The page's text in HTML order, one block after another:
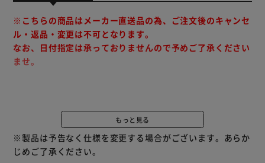
※こちらの商品はメーカー直送品の為、ご注文後のキャンセ
ル・返品・変更は不可となります。
なお、日付指定は承っておりませんので予めご了承ください
ませ。
薬用成分フッ素と、食品にも使われている成分でつくられて
います。
お子様が嫌がらず使いやすい、キシリトールの自然な甘さ。
もっと見る
※製品は予告なく仕様を変更する場合がございます。あらか
じめご了承ください。